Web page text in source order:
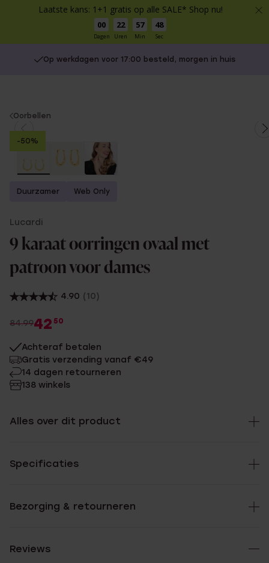
Laatste kans: 1+1 gratis op alle SALE* Shop nu!
00
Dagen
22
Uren
57
Min
48
Sec
Op werkdagen voor 17:00 besteld, morgen in huis
You
are
here:
Oorbellen
-50%
Duurzamer Web Only
Lucardi
9 karaat oorringen ovaal met
patroon voor dames
4.90 (10)
84.9942 50
Achteraf betalen
Gratis verzending vanaf €49
14 dagen retourneren
138 winkels
Alles over dit product
Specificaties
Bezorging & retourneren
Reviews